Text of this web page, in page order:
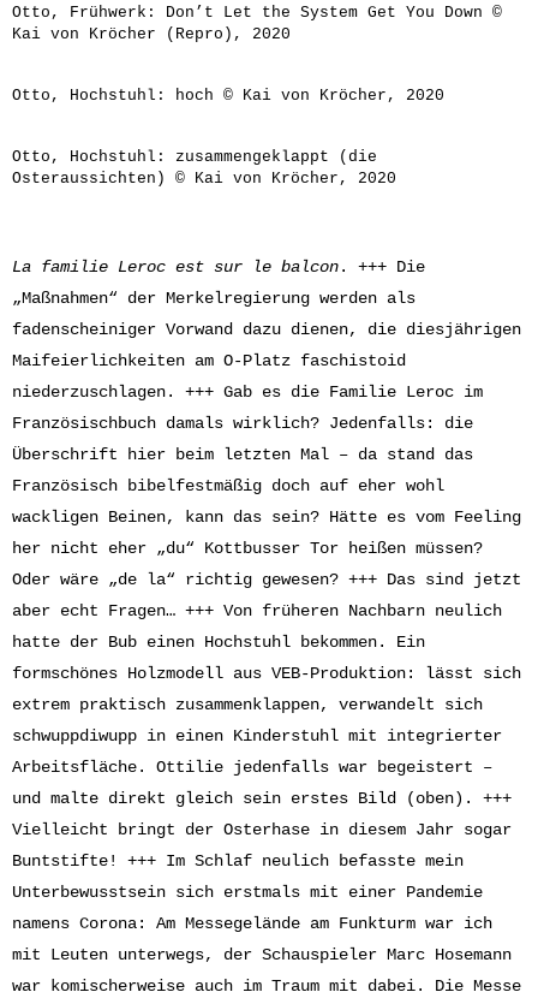
Otto, Frühwerk: Don’t Let the System Get You Down ©
Kai von Kröcher (Repro), 2020
Otto, Hochstuhl: hoch © Kai von Kröcher, 2020
Otto, Hochstuhl: zusammengeklappt (die
Osteraussichten) © Kai von Kröcher, 2020
La familie Leroc est sur le balcon. +++ Die
„Maßnahmen“ der Merkelregierung werden als
fadenscheiniger Vorwand dazu dienen, die diesjährigen
Maifeierlichkeiten am O-Platz faschistoid
niederzuschlagen. +++ Gab es die Familie Leroc im
Französischbuch damals wirklich? Jedenfalls: die
Überschrift hier beim letzten Mal – da stand das
Französisch bibelfestmäßig doch auf eher wohl
wackligen Beinen, kann das sein? Hätte es vom Feeling
her nicht eher „du“ Kottbusser Tor heißen müssen?
Oder wäre „de la“ richtig gewesen? +++ Das sind jetzt
aber echt Fragen… +++ Von früheren Nachbarn neulich
hatte der Bub einen Hochstuhl bekommen. Ein
formschönes Holzmodell aus VEB-Produktion: lässt sich
extrem praktisch zusammenklappen, verwandelt sich
schwuppdiwupp in einen Kinderstuhl mit integrierter
Arbeitsfläche. Ottilie jedenfalls war begeistert –
und malte direkt gleich sein erstes Bild (oben). +++
Vielleicht bringt der Osterhase in diesem Jahr sogar
Buntstifte! +++ Im Schlaf neulich befasste mein
Unterbewusstsein sich erstmals mit einer Pandemie
namens Corona: Am Messegelände am Funkturm war ich
mit Leuten unterwegs, der Schauspieler Marc Hosemann
war komischerweise auch im Traum mit dabei. Die Messe